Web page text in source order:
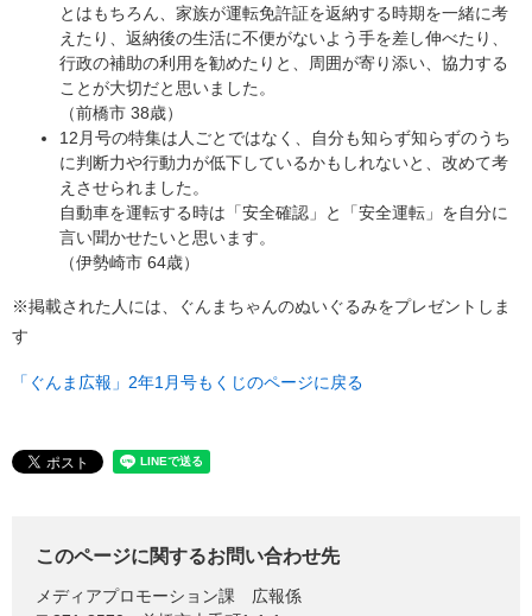
とはもちろん、家族が運転免許証を返納する時期を一緒に考
えたり、返納後の生活に不便がないよう手を差し伸べたり、
行政の補助の利用を勧めたりと、周囲が寄り添い、協力する
ことが大切だと思いました。
（前橋市 38歳）
12月号の特集は人ごとではなく、自分も知らず知らずのうち
に判断力や行動力が低下しているかもしれないと、改めて考
えさせられました。
自動車を運転する時は「安全確認」と「安全運転」を自分に
言い聞かせたいと思います。
（伊勢崎市 64歳）
※掲載された人には、ぐんまちゃんのぬいぐるみをプレゼントしま
す
「ぐんま広報」2年1月号もくじのページに戻る
このページに関するお問い合わせ先
メディアプロモーション課
広報係